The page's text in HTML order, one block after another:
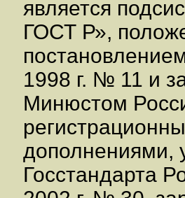
является
ГОСТ Р»,
1998 г. № 11 и
Минюстом
дополнениями,
Госстандарта